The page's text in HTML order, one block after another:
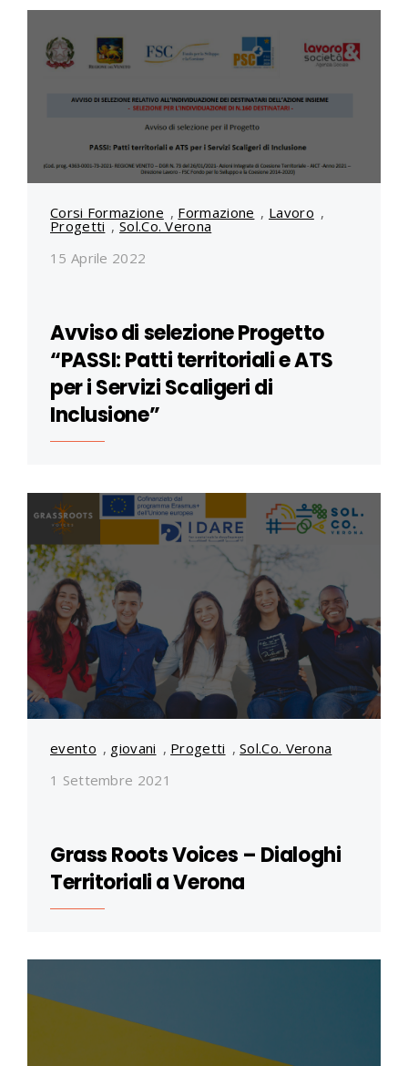
Corsi Formazione , Formazione , Lavoro ,
Progetti ,Sol.Co. Verona
15 Aprile 2022
Avviso di selezione Progetto
“PASSI: Patti territoriali e ATS
per i Servizi Scaligeri di
Inclusione”
evento , giovani , Progetti ,Sol.Co. Verona
1 Settembre 2021
Grass Roots Voices – Dialoghi
Territoriali a Verona